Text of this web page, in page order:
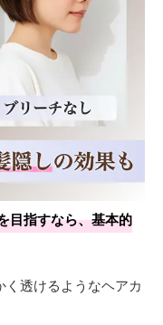
目指すなら、基本的
透けるようなヘアカ